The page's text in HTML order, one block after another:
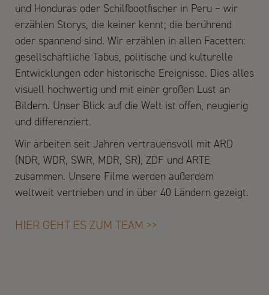
und Honduras oder Schilfbootfischer in Peru – wir
erzählen Storys, die keiner kennt; die berührend
oder spannend sind. Wir erzählen in allen Facetten:
gesellschaftliche Tabus, politische und kulturelle
Entwicklungen oder historische Ereignisse. Dies alles
visuell hochwertig und mit einer großen Lust an
Bildern. Unser Blick auf die Welt ist offen, neugierig
und differenziert.
Wir arbeiten seit Jahren vertrauensvoll mit ARD
(NDR, WDR, SWR, MDR, SR), ZDF und ARTE
zusammen. Unsere Filme werden außerdem
weltweit vertrieben und in über 40 Ländern gezeigt.
HIER GEHT ES ZUM TEAM >>